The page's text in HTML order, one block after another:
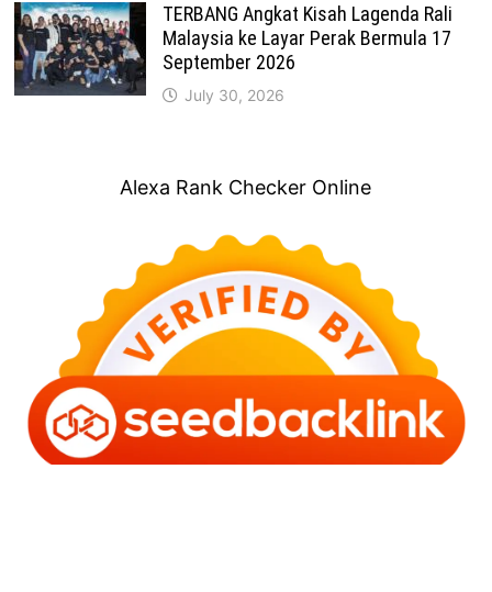
TERBANG Angkat Kisah Lagenda Rali
Malaysia ke Layar Perak Bermula 17
September 2026
July 30, 2026
Alexa Rank Checker Online